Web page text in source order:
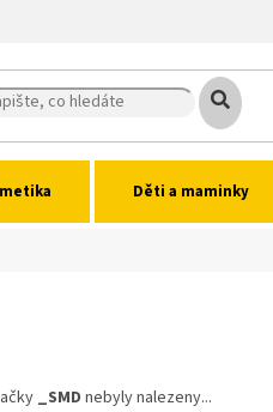
Děti a maminky
_SMD nebyly nalezeny...